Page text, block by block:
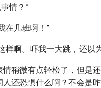
情？”
在几班啊！”
样啊。吓我一大跳，还以
稍微有点轻松了，但是还
人还恐惧什么啊？不会是